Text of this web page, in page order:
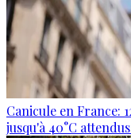
Canicule en France:
jusqu'à 40°C